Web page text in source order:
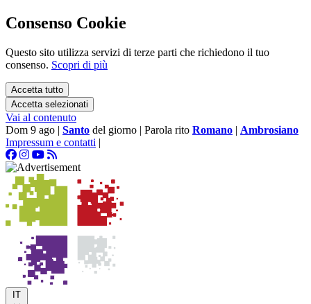
Consenso Cookie
Questo sito utilizza servizi di terze parti che richiedono il tuo
consenso. Scopri di più
Accetta tutto
Accetta selezionati
Vai al contenuto
Dom 9 ago | Santo del giorno | Parola rito Romano | Ambrosiano
Impressum e contatti |
IT